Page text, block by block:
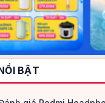
BẬT